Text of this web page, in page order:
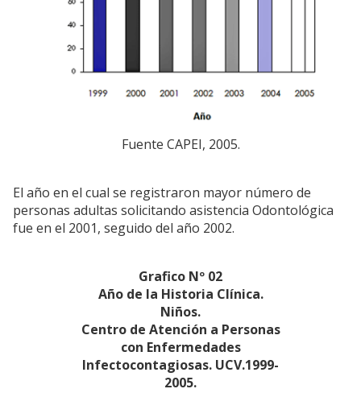
Fuente CAPEI, 2005.
El año en el cual se registraron mayor número de
personas adultas solicitando asistencia Odontológica
fue en el 2001, seguido del año 2002.
Grafico Nº 02
Año de la Historia Clínica.
Niños.
Centro de Atención a Personas
con Enfermedades
Infectocontagiosas. UCV.1999-
2005.